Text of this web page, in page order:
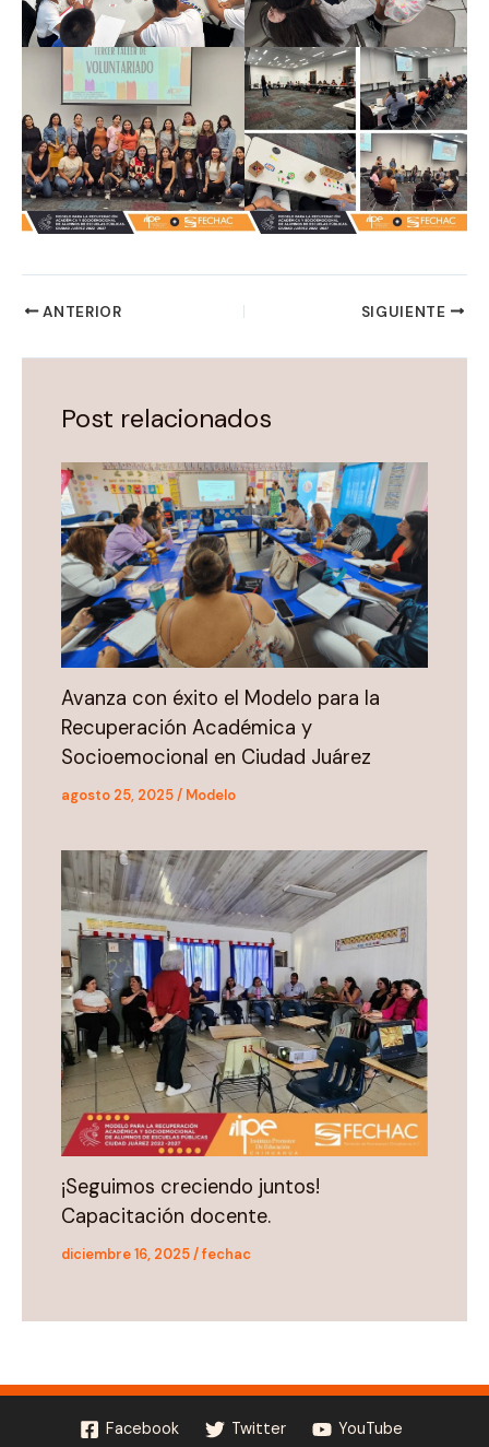
ANTERIOR SIGUIENTE
Post relacionados
Avanza con éxito el Modelo para la
Recuperación Académica y
Socioemocional en Ciudad Juárez
agosto 25, 2025/ Modelo
¡Seguimos creciendo juntos!
Capacitación docente.
diciembre 16, 2025/fechac
Facebook Twitter
YouTube